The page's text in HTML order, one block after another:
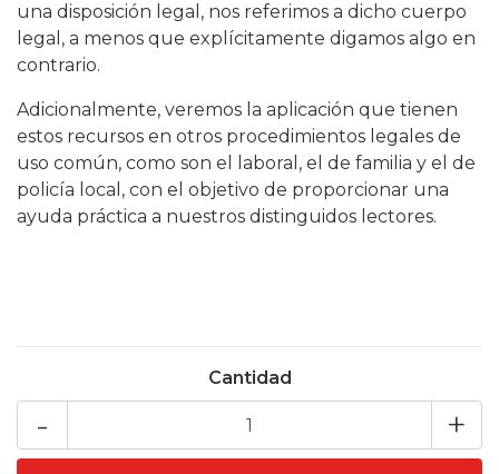
una disposición legal, nos referimos a dicho cuerpo
legal, a menos que explícitamente digamos algo en
contrario.
Adicionalmente, veremos la aplicación que tienen
estos recursos en otros procedimientos legales de
uso común, como son el laboral, el de familia y el de
policía local, con el objetivo de proporcionar una
ayuda práctica a nuestros distinguidos lectores.
Cantidad
+
-